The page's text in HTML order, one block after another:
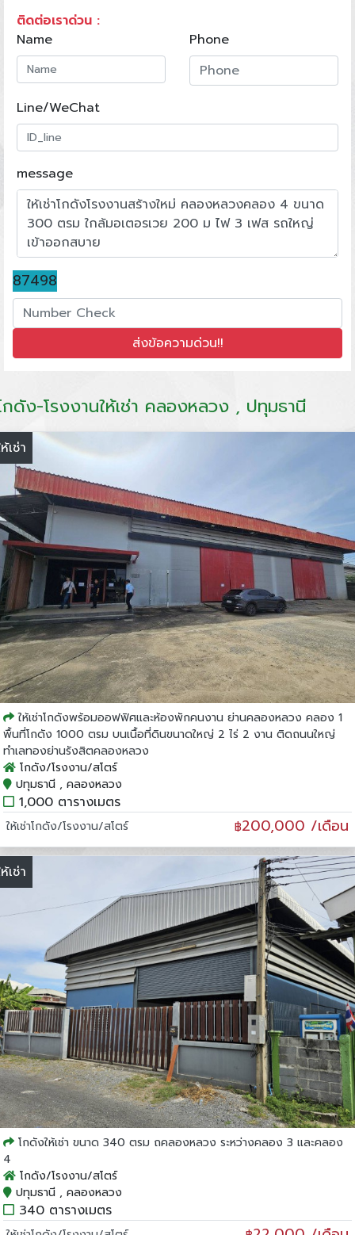
ติดต่อเราด่วน :
Name
Phone
Line/WeChat
message
87498
กดัง-โรงงานให้เช่า คลองหลวง , ปทุมธานี
เช่า
ให้เช่าโกดังพร้อมออฟฟิศและห้องพักคนงาน ย่านคลองหลวง คลอง 1
พื้นที่โกดัง 1000 ตรม บนเนื้อที่ดินขนาดใหญ่ 2 ไร่ 2 งาน ติดถนนใหญ่
ทำเลทองย่านรังสิตคลองหลวง
โกดัง/โรงงาน/สโตร์
ปทุมธานี , คลองหลวง
1,000 ตารางเมตร
ให้เช่าโกดัง/โรงงาน/สโตร์ ฿200,000 /เดือน
เช่า
โกดังให้เช่า ขนาด 340 ตรม ถคลองหลวง ระหว่างคลอง 3 และคลอง
4
โกดัง/โรงงาน/สโตร์
ปทุมธานี , คลองหลวง
340 ตารางเมตร